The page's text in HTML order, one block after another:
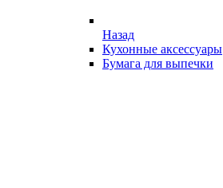
Назад
Кухонные аксессуары
Бумага для выпечки